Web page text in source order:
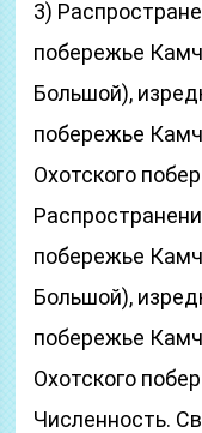
3)
побережье
Большой),
побережье
Охотского
побережье
Большой),
побережье
Охотского
Численность.